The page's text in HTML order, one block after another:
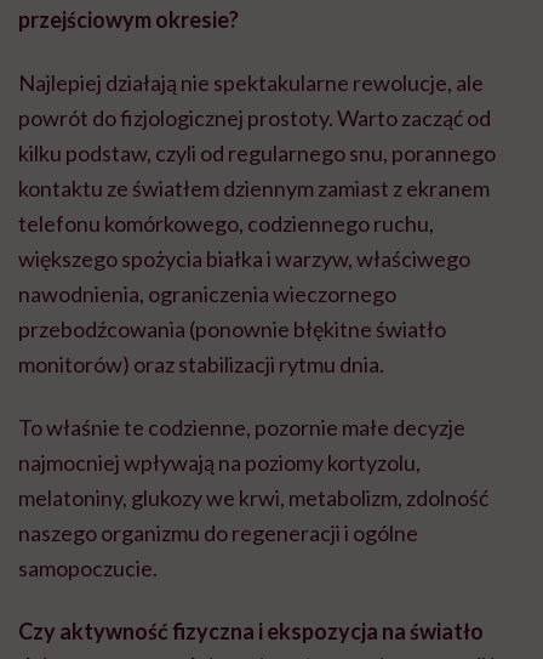
przejściowym okresie?
Najlepiej działają nie spektakularne rewolucje, ale
powrót do fizjologicznej prostoty. Warto zacząć od
kilku podstaw, czyli od regularnego snu, porannego
kontaktu ze światłem dziennym zamiast z ekranem
telefonu komórkowego, codziennego ruchu,
większego spożycia białka i warzyw, właściwego
nawodnienia, ograniczenia wieczornego
przebodźcowania (ponownie błękitne światło
monitorów) oraz stabilizacji rytmu dnia.
To właśnie te codzienne, pozornie małe decyzje
najmocniej wpływają na poziomy kortyzolu,
melatoniny, glukozy we krwi, metabolizm, zdolność
naszego organizmu do regeneracji i ogólne
samopoczucie.
Czy aktywność fizyczna i ekspozycja na światło